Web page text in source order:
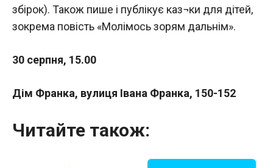
збірок). Також пише і публікує каз¬ки для дітей,
зокрема повість «Молімось зорям дальнім».
30 серпня, 15.00
Дім Франка, вулиця Івана Франка, 150-152
Читайте також: